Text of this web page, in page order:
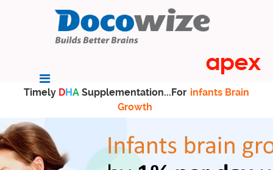
Timely DHA Supplementation...For infants Brain
Growth